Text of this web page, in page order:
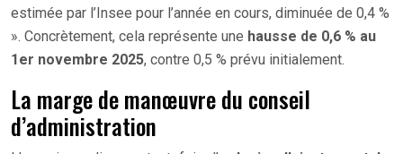
estimée par l’Insee pour l’année en cours, diminuée de 0,4 %
». Concrètement, cela représente une hausse de 0,6 % au
1er novembre 2025, contre 0,5 % prévu initialement.
La marge de manœuvre du conseil
d’administration